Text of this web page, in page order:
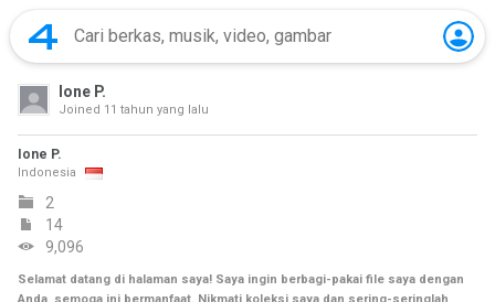
Ione P.
Joined 11 tahun yang lalu
Ione P.
Indonesia
2
14
9,096
Selamat datang di halaman saya! Saya ingin berbagi-pakai file saya dengan